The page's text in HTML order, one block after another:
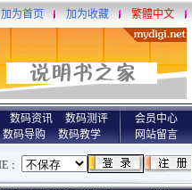
加为首页 加为收藏 繁體中文
数码资讯
数码测评
数码导购 数码教学
会员中心
网站留言